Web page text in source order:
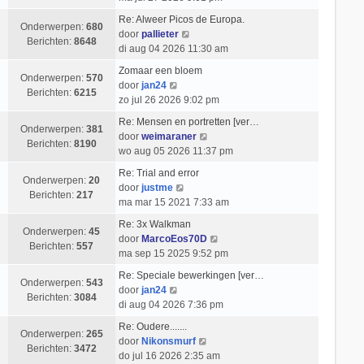
c
h
t
e
b
e
c
t
s
e
b
r
c
h
t
k
l
a
a
s
e
b
e
r
c
t
i
k
l
a
s
t
e
b
c
h
Onderwerpen: 680
Berichten: 8648
Re: Alweer Picos de Europa.
door pallieter
e
i
k
l
a
a
s
e
e
r
c
t
di aug 04 2026 11:30 am
Onderwerpen: 570
Berichten: 6215
Zomaar een bloem
door jan24
e
i
j
k
l
a
a
s
t
e
b
r
c
h
zo jul 26 2026 9:02 pm
Onderwerpen: 381
Berichten: 8190
Re: Mensen en portretten [ver…
door weimaraner
e
k
a
a
s
e
r
wo aug 05 2026 11:37 pm
Onderwerpen:20
Berichten:217
Re: Trial and error
door justme
e
i
j
k
l
a
s
t
ma mar 15 2021 7:33 am
Onderwerpen:45
Berichten:557
Re: 3x Walkman
door MarcoEos70D
e
i
k
a
ma sep 15 2025 9:52 pm
Onderwerpen: 543
Berichten: 3084
Re: Speciale bewerkingen [ver…
door jan24
e
i
j
di aug 04 2026 7:36 pm
Onderwerpen: 265
Berichten: 3472
Re: Oudere.......
door Nikonsmurf
e
do jul 16 2026 2:35 am